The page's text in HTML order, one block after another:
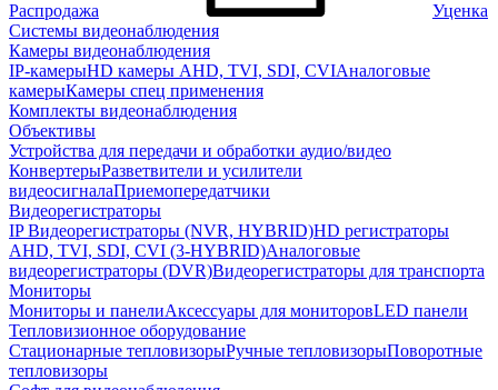
Распродажа
Уценка
Системы видеонаблюдения
Камеры видеонаблюдения
IP-камерыHD камеры AHD, TVI, SDI, CVIАналоговые
камерыКамеры спец применения
Комплекты видеонаблюдения
Объективы
Устройства для передачи и обработки аудио/видео
КонвертерыРазветвители и усилители
видеосигналаПриемопередатчики
Видеорегистраторы
IP Видеорегистраторы (NVR, HYBRID)HD регистраторы
AHD, TVI, SDI, CVI (3-HYBRID)Аналоговые
видеорегистраторы (DVR)Видеорегистраторы для транспорта
Мониторы
Мониторы и панелиАксессуары для мониторовLED панели
Тепловизионное оборудование
Стационарные тепловизорыРучные тепловизорыПоворотные
тепловизоры